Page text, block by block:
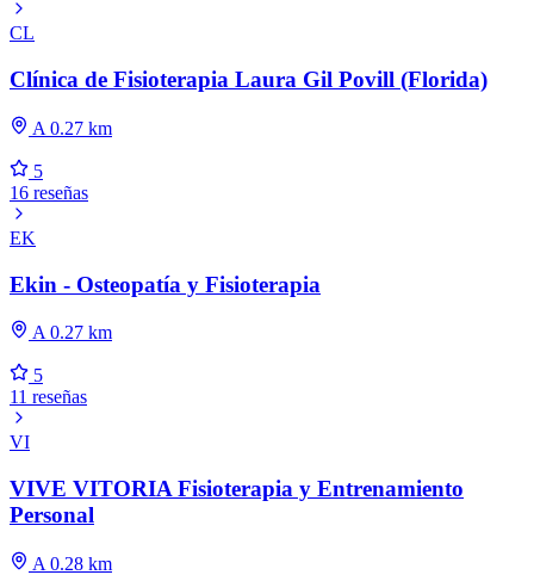
CL
Clínica de Fisioterapia Laura Gil Povill (Florida)
A 0.27 km
5
16 reseñas
EK
Ekin - Osteopatía y Fisioterapia
A 0.27 km
5
11 reseñas
VI
VIVE VITORIA Fisioterapia y Entrenamiento
Personal
A 0.28 km